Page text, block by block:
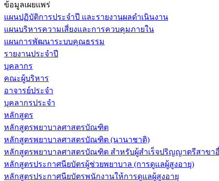
ข้อมูลเผยแพร่
แผนปฏิบัติการประจำปี และรายงานผลดำเนินงาน
แผนบริหารความเสี่ยงและการควบคุมภายใน
แผนการพัฒนาระบบคุณธรรม
รายงานประจำปี
บุคลากร
คณะผู้บริหาร
อาจารย์ประจำ
บุคลากรประจำ
หลักสูตร
หลักสูตรพยาบาลศาสตรบัณฑิต
หลักสูตรพยาบาลศาสตรบัณฑิต (นานาชาติ)
หลักสูตรพยาบาลศาสตรบัณฑิต สำหรับผู้สำเร็จปริญญาตรีสาขา
หลักสูตรประกาศนียบัตรผู้ช่วยพยาบาล (การดูแลผู้สูงอายุ)
หลักสูตรประกาศนียบัตรพนักงานให้การดูแลผู้สูงอายุ